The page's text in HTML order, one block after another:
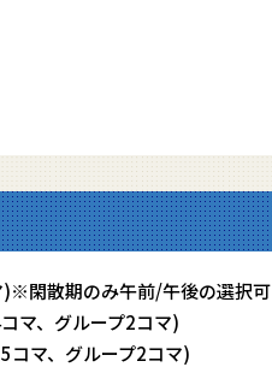
閑散期のみ午前/午後の選択可
マ、グループ2コマ)
コマ、グループ2コマ)